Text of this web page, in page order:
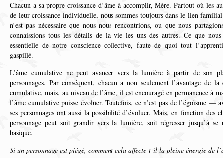
Chacun a sa propre croissance d’âme à accomplir, Mère. Partout où les
de leur croissance individuelle, nous sommes toujours dans le lien
n’est pas nécessaire que nous nous rencontrions, ou que nous
connaissions tous les détails de la vie les uns des autres. Ce que nous
essentielle de notre conscience collective, faute de quoi tout
gaspillé.
L’âme cumulative ne peut avancer vers la lumière à partir de son
personnages. Par conséquent, chacun a non seulement l’avantage de la
cumulative, mais, au niveau de l’âme, il est encouragé en permanence à
l’âme cumulative puisse évoluer. Toutefois, ce n’est pas de l’égoïsme —
ses personnages ont aussi la possibilité d’évoluer. Mais, en fonction des
personnage peut soit grandir vers la lumière, soit régresser jusqu’à se
basique.
Si un personnage est piégé, comment cela affecte-t-il la pleine énergie de